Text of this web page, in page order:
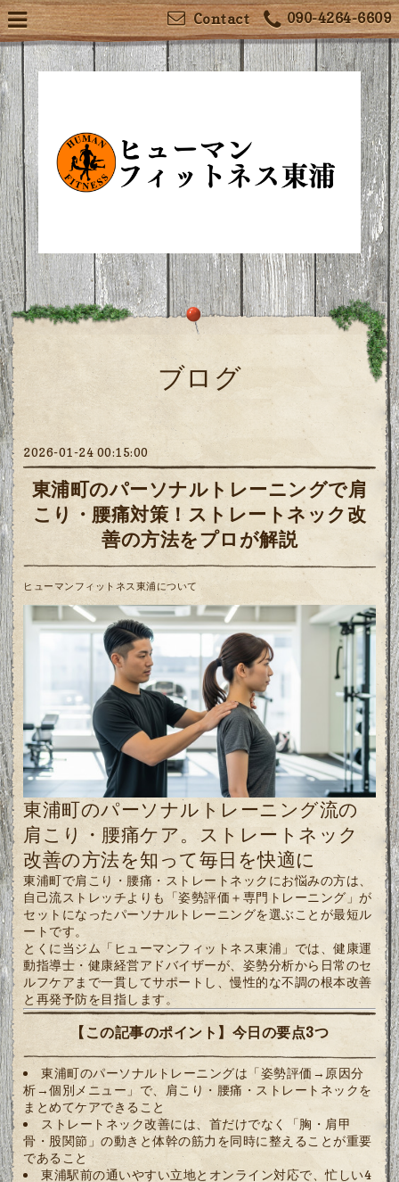
090-4264-6609
Contact
ブログ
2026-01-24 00:15:00
東浦町のパーソナルトレーニングで肩
こり・腰痛対策！ストレートネック改
善の方法をプロが解説
ヒューマンフィットネス東浦について
東浦町のパーソナルトレーニング流の
肩こり・腰痛ケア。ストレートネック
改善の方法を知って毎日を快適に
東浦町で肩こり・腰痛・ストレートネックにお悩みの方は、
自己流ストレッチよりも「姿勢評価＋専門トレーニング」が
セットになったパーソナルトレーニングを選ぶことが最短ル
ートです。
とくに当ジム「ヒューマンフィットネス東浦」では、健康運
動指導士・健康経営アドバイザーが、姿勢分析から日常のセ
ルフケアまで一貫してサポートし、慢性的な不調の根本改善
と再発予防を目指します。
【この記事のポイント】今日の要点3つ
東浦町のパーソナルトレーニングは「姿勢評価→原因分
析→個別メニュー」で、肩こり・腰痛・ストレートネックを
まとめてケアできること
ストレートネック改善には、首だけでなく「胸・肩甲
骨・股関節」の動きと体幹の筋力を同時に整えることが重要
であること
東浦駅前の通いやすい立地とオンライン対応で、忙しい4